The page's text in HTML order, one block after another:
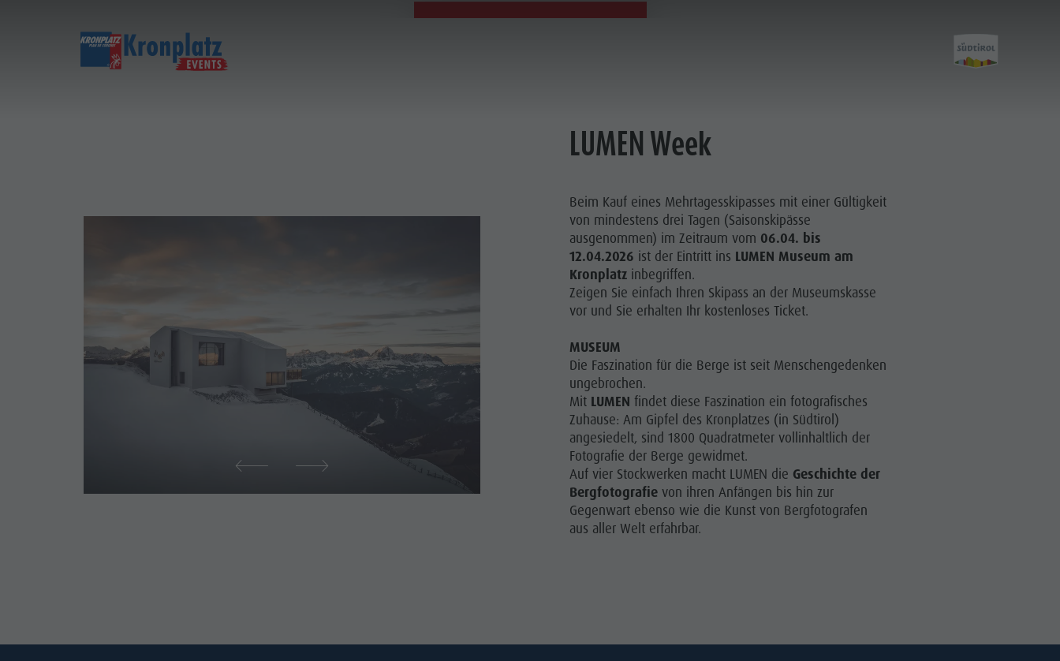
06. - 12.04.2026
LUMEN Week
Beim Kauf eines Mehrtagesskipasses mit einer Gültigkeit
von mindestens drei Tagen (Saisonskipässe
ausgenommen) im Zeitraum vom 06.04. bis
12.04.2026 ist der Eintritt ins LUMEN Museum am
Kronplatz inbegriffen.
Zeigen Sie einfach Ihren Skipass an der Museumskasse
vor und Sie erhalten Ihr kostenloses Ticket.
MUSEUM
Die Faszination für die Berge ist seit Menschengedenken
ungebrochen.
Mit LUMEN findet diese Faszination ein fotografisches
Zuhause: Am Gipfel des Kronplatzes (in Südtirol)
angesiedelt, sind 1800 Quadratmeter vollinhaltlich der
Fotografie der Berge gewidmet.
Auf vier Stockwerken macht LUMEN die Geschichte der
Bergfotografie von ihren Anfängen bis hin zur
Gegenwart ebenso wie die Kunst von Bergfotografen
aus aller Welt erfahrbar.